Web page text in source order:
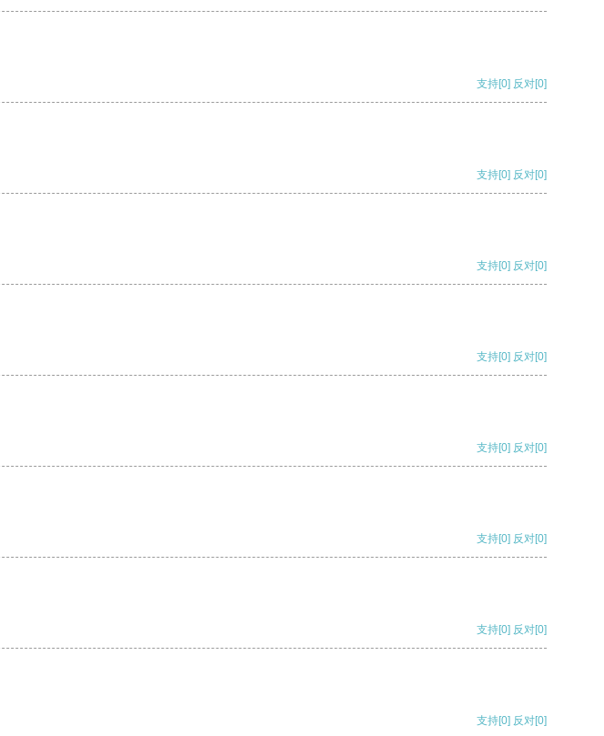
支持[0] 反对[0]
支持[0] 反对[0]
支持[0] 反对[0]
支持[0] 反对[0]
支持[0] 反对[0]
支持[0] 反对[0]
支持[0] 反对[0]
支持[0] 反对[0]